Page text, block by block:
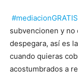
subvencionen y no
despegara, así es
cuando quieras
acostumbrados a